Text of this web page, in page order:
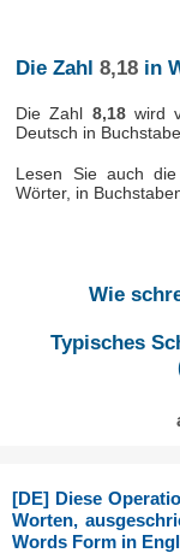
Die Zahl 8,18in
Die Zahl 8,18wird
Deutsch in
Lesen Sie auch
Wörter, in
Wie
Typisches
[DE] Diese
Worten,
Words Form in